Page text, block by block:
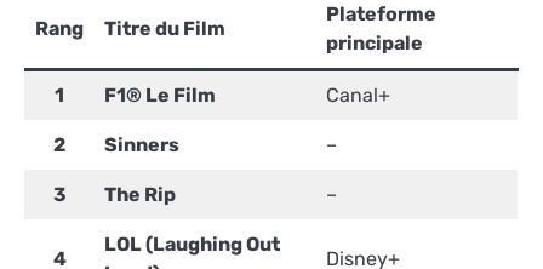
Rang Titre du Film
Plateforme
principale
1 F1® Le Film Canal+
2 Sinners –
3 The Rip –
4
LOL (Laughing Out
Disney+